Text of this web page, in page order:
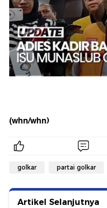
(whn/whn)
golkar partai golkar
Artikel Selanjutnya